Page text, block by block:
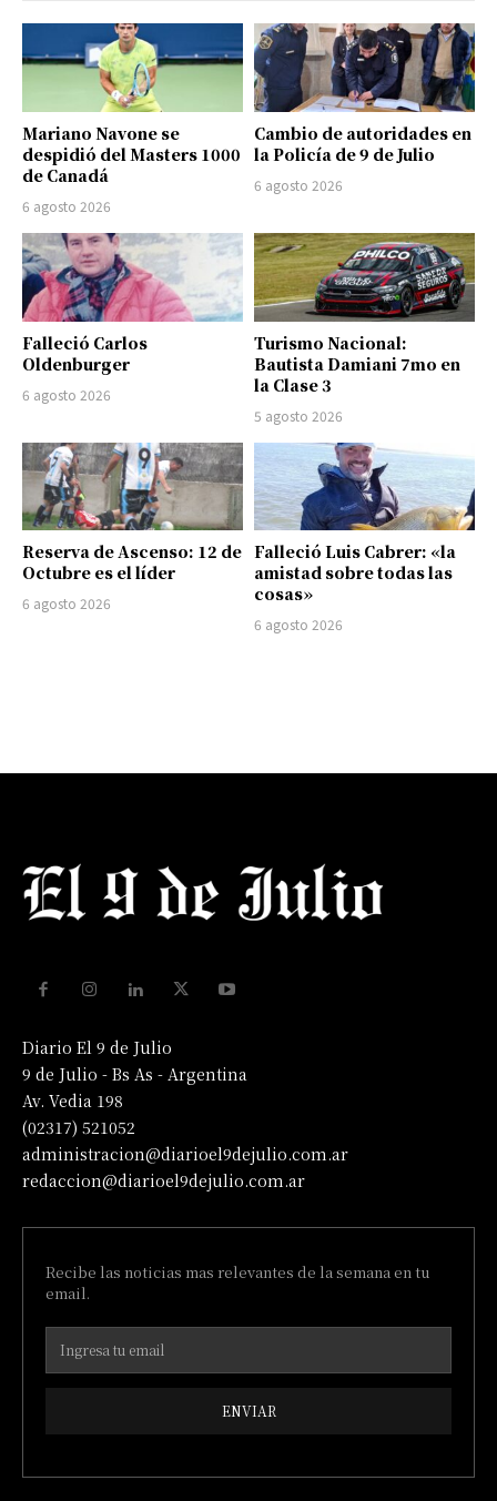
Mariano Navone se
despidió del Masters 1000
de Canadá
6 agosto 2026
Cambio de autoridades en
la Policía de 9 de Julio
6 agosto 2026
Falleció Carlos
Oldenburger
6 agosto 2026
Turismo Nacional:
Bautista Damiani 7mo en
la Clase 3
5 agosto 2026
Reserva de Ascenso: 12 de
Octubre es el líder
6 agosto 2026
Falleció Luis Cabrer: «la
amistad sobre todas las
cosas»
6 agosto 2026
Diario El 9 de Julio
9 de Julio - Bs As - Argentina
Av. Vedia 198
(02317) 521052
administracion@diarioel9dejulio.com.ar
redaccion@diarioel9dejulio.com.ar
Recibe las noticias mas relevantes de la semana en tu
email.
ENVIAR